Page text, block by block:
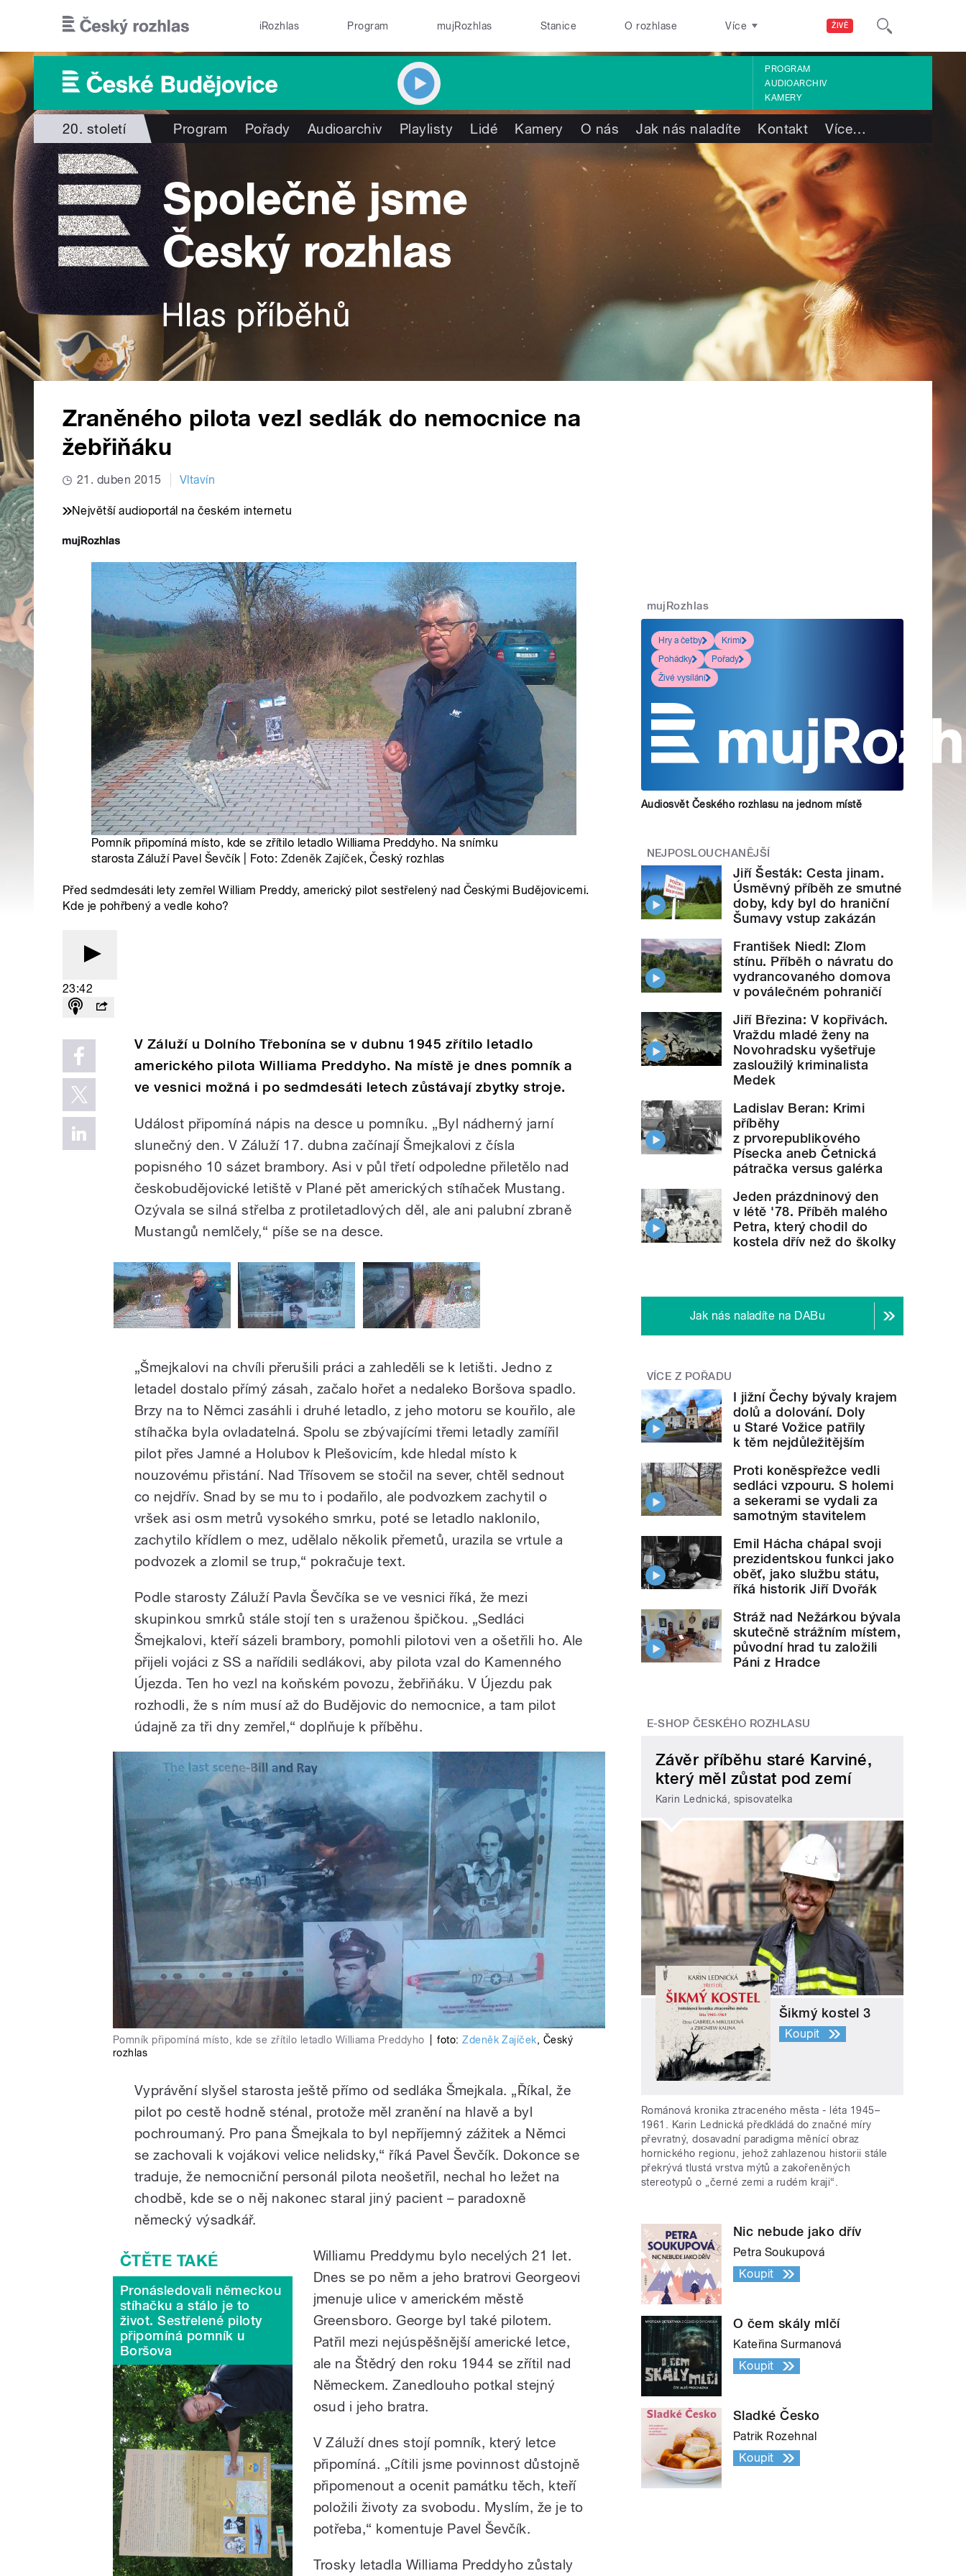
ŽIVĚ
iRozhlas Program mujRozhlas Stanice O rozhlase Více
PROGRAM
AUDIOARCHIV
KAMERY
20. století Program Pořady Audioarchiv Playlisty Lidé Kamery O nás Jak nás naladíte Kontakt Více…
Zraněného pilota vezl sedlák do nemocnice na
žebřiňáku
21. duben 2015 Vltavín
Největší audioportál na českém internetu
Pomník připomíná místo, kde se zřítilo letadlo Williama Preddyho. Na snímku
starosta Záluží Pavel Ševčík | Foto: Zdeněk Zajíček, Český rozhlas
Před sedmdesáti lety zemřel William Preddy, americký pilot sestřelený nad Českými Budějovicemi.
Kde je pohřbený a vedle koho?
23:42
V Záluží u Dolního Třebonína se v dubnu 1945 zřítilo letadlo
amerického pilota Williama Preddyho. Na místě je dnes pomník a
ve vesnici možná i po sedmdesáti letech zůstávají zbytky stroje.
Událost připomíná nápis na desce u pomníku. „Byl nádherný jarní
slunečný den. V Záluží 17. dubna začínají Šmejkalovi z čísla
popisného 10 sázet brambory. Asi v půl třetí odpoledne přiletělo nad
českobudějovické letiště v Plané pět amerických stíhaček Mustang.
Ozývala se silná střelba z protiletadlových děl, ale ani palubní zbraně
Mustangů nemlčely,“ píše se na desce.
„Šmejkalovi na chvíli přerušili práci a zahleděli se k letišti. Jedno z
letadel dostalo přímý zásah, začalo hořet a nedaleko Boršova spadlo.
Brzy na to Němci zasáhli i druhé letadlo, z jeho motoru se kouřilo, ale
stíhačka byla ovladatelná. Spolu se zbývajícími třemi letadly zamířil
pilot přes Jamné a Holubov k Plešovicím, kde hledal místo k
nouzovému přistání. Nad Třísovem se stočil na sever, chtěl sednout
co nejdřív. Snad by se mu to i podařilo, ale podvozkem zachytil o
vršek asi osm metrů vysokého smrku, poté se letadlo naklonilo,
zachytilo křídlem o mez, udělalo několik přemetů, urazila se vrtule a
podvozek a zlomil se trup,“ pokračuje text.
Podle starosty Záluží Pavla Ševčíka se ve vesnici říká, že mezi
skupinkou smrků stále stojí ten s uraženou špičkou. „Sedláci
Šmejkalovi, kteří sázeli brambory, pomohli pilotovi ven a ošetřili ho. Ale
přijeli vojáci z SS a nařídili sedlákovi, aby pilota vzal do Kamenného
Újezda. Ten ho vezl na koňském povozu, žebřiňáku. V Újezdu pak
rozhodli, že s ním musí až do Budějovic do nemocnice, a tam pilot
údajně za tři dny zemřel,“ doplňuje k příběhu.
Pomník připomíná místo, kde se zřítilo letadlo Williama Preddyho foto:Zdeněk Zajíček, Český
rozhlas
Vyprávění slyšel starosta ještě přímo od sedláka Šmejkala. „Říkal, že
pilot po cestě hodně sténal, protože měl zranění na hlavě a byl
pochroumaný. Pro pana Šmejkala to byl nepříjemný zážitek a Němci
se zachovali k vojákovi velice nelidsky,“ říká Pavel Ševčík. Dokonce se
traduje, že nemocniční personál pilota neošetřil, nechal ho ležet na
chodbě, kde se o něj nakonec staral jiný pacient – paradoxně
německý výsadkář.
Pronásledovali německou
stíhačku a stálo je to
život. Sestřelené piloty
připomíná pomník u
Boršova
Williamu Preddymu bylo necelých 21 let.
Dnes se po něm a jeho bratrovi Georgeovi
jmenuje ulice v americkém městě
Greensboro. George byl také pilotem.
Patřil mezi nejúspěšnější americké letce,
ale na Štědrý den roku 1944 se zřítil nad
Německem. Zanedlouho potkal stejný
osud i jeho bratra.
V Záluží dnes stojí pomník, který letce
připomíná. „Cítili jsme povinnost důstojně
připomenout a ocenit památku těch, kteří
položili životy za svobodu. Myslím, že je to
potřeba,“ komentuje Pavel Ševčík.
Trosky letadla Williama Preddyho zůstaly
mujRozhlas
Hry a četby
Krimi
Pohádky
Pořady
Živé vysílání
Audiosvět Českého rozhlasu na jednom místě
NEJPOSLOUCHANĚJŠÍ
Jiří Šesták: Cesta jinam.
Úsměvný příběh ze smutné
doby, kdy byl do hraniční
Šumavy vstup zakázán
František Niedl: Zlom
stínu. Příběh o návratu do
vydrancovaného domova
v poválečném pohraničí
Jiří Březina: V kopřivách.
Vraždu mladé ženy na
Novohradsku vyšetřuje
zasloužilý kriminalista
Medek
Ladislav Beran: Krimi
příběhy
z prvorepublikového
Písecka aneb Četnická
pátračka versus galérka
Jeden prázdninový den
v létě '78. Příběh malého
Petra, který chodil do
kostela dřív než do školky
Jak nás naladíte na DABu
VÍCE Z POŘADU
I jižní Čechy bývaly krajem
dolů a dolování. Doly
u Staré Vožice patřily
k těm nejdůležitějším
Proti koněspřežce vedli
sedláci vzpouru. S holemi
a sekerami se vydali za
samotným stavitelem
Emil Hácha chápal svoji
prezidentskou funkci jako
oběť, jako službu státu,
říká historik Jiří Dvořák
Stráž nad Nežárkou bývala
skutečně strážním místem,
původní hrad tu založili
Páni z Hradce
E-SHOP ČESKÉHO ROZHLASU
Závěr příběhu staré Karviné,
který měl zůstat pod zemí
Karin Lednická, spisovatelka
Šikmý kostel 3
Koupit
Románová kronika ztraceného města - léta 1945–
1961. Karin Lednická předkládá do značné míry
převratný, dosavadní paradigma měnící obraz
hornického regionu, jehož zahlazenou historii stále
překrývá tlustá vrstva mýtů a zakořeněných
stereotypů o „černé zemi a rudém kraji“.
Nic nebude jako dřív
Petra Soukupová
Koupit
O čem skály mlčí
Kateřina Surmanová
Koupit
Sladké Česko
Patrik Rozehnal
Koupit